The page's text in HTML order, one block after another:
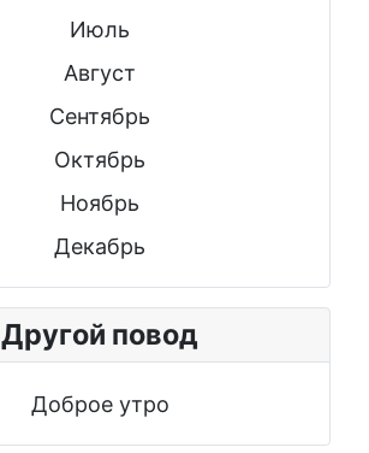
Июль
Август
Сентябрь
Октябрь
Ноябрь
Декабрь
Другой повод
Доброе утро